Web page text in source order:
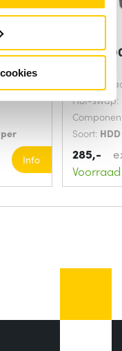
2
Info
DELL
HDD
Hot-swap:
Soort: HDD
285,-
Voorraad